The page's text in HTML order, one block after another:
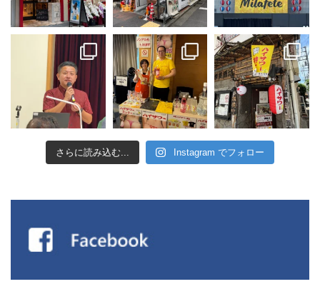
さらに読み込む... Instagram でフォロー